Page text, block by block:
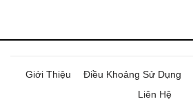
Giới Thiệu Điều Khoảng Sử Dụng
Liên Hệ